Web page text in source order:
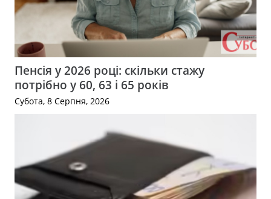
Пенсія у 2026 році: скільки стажу
потрібно у 60, 63 і 65 років
Субота, 8 Серпня, 2026